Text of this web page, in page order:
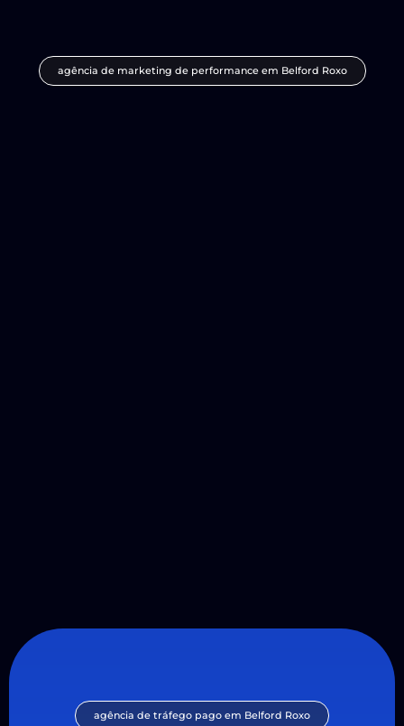
agência de marketing de performance em Belford Roxo
agência de tráfego pago em Belford Roxo